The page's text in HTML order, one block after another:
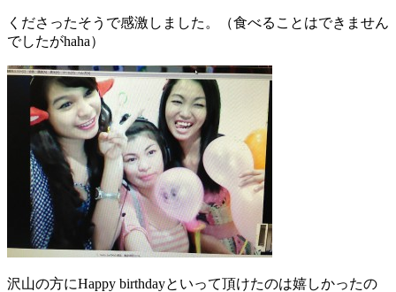
くださったそうで感激しました。（食べることはできません
でしたがhaha）
沢山の方にHappy birthdayといって頂けたのは嬉しかったの